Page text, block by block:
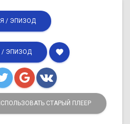
/ ЭПИЗОД
/ ЭПИЗОД favorite
СТАРЫЙ ПЛЕЕР